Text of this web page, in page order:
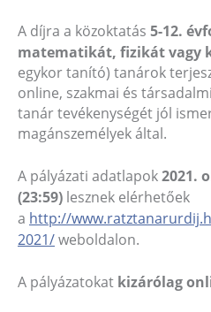
A díjra a közoktatás 5-12.
matematikát, fizikát vagy
egykor tanító) tanárok
online, szakmai és
tanár tevékenységét jól
magánszemélyek által.
A pályázati adatlapok2021.
(23:59) lesznek elérhetőek
a http://
2021/weboldalon.
A pályázatokat kizárólag